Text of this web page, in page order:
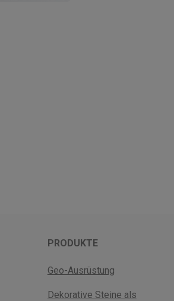
PRODUKTE
Geo-Ausrüstung
Dekorative Steine als